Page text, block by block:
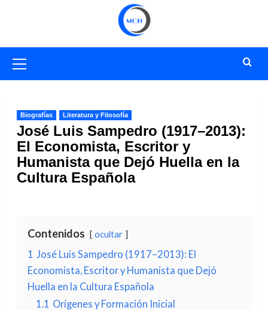
primario
Biografías Literatura y Filosofía
José Luis Sampedro (1917–2013):
El Economista, Escritor y
Humanista que Dejó Huella en la
Cultura Española
Contenidos ocultar
1 José Luis Sampedro (1917–2013): El
Economista, Escritor y Humanista que Dejó
Huella en la Cultura Española
1.1 Orígenes y Formación Inicial